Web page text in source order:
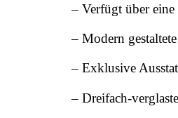
– Verfügt über eine
– Modern
– Exklusive
– Dreifach-